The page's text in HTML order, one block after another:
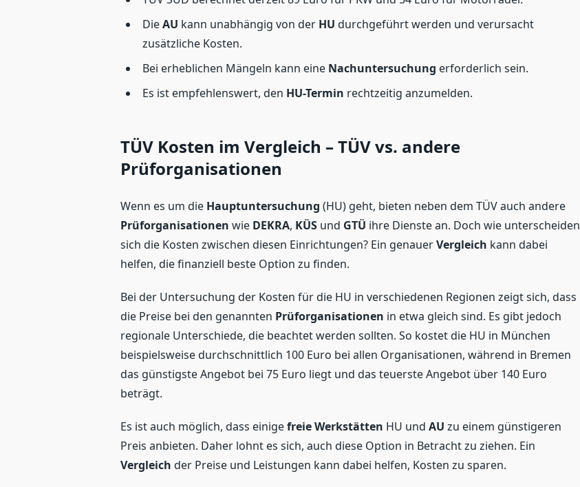
DieAU kann unabhängig von der HU durchgeführt werden und verursacht
zusätzliche Kosten.
Bei erheblichen Mängeln kann eine Nachuntersuchung erforderlich sein.
Es ist empfehlenswert, den HU-Termin rechtzeitig anzumelden.
TÜV Kosten im Vergleich – TÜV vs. andere
Prüforganisationen
Wenn es um die Hauptuntersuchung (HU) geht, bieten neben dem TÜV auch andere
Prüforganisationen wie DEKRA, KÜS und GTÜ ihre Dienste an. Doch wie unterscheiden
sich die Kosten zwischen diesen Einrichtungen? Ein genauerVergleich kann dabei
helfen, die finanziell beste Option zu finden.
Bei der Untersuchung der Kosten für die HU in verschiedenen Regionen zeigt sich, dass
die Preise bei den genannten Prüforganisationen in etwa gleich sind. Es gibt jedoch
regionale Unterschiede, die beachtet werden sollten. So kostet die HU in München
beispielsweise durchschnittlich 100 Euro bei allen Organisationen, während in Bremen
das günstigste Angebot bei 75 Euro liegt und das teuerste Angebot über 140 Euro
beträgt.
Es ist auch möglich, dass einigefreie Werkstätten HU undAU zu einem günstigeren
Preis anbieten. Daher lohnt es sich, auch diese Option in Betracht zu ziehen. Ein
Vergleich der Preise und Leistungen kann dabei helfen, Kosten zu sparen.